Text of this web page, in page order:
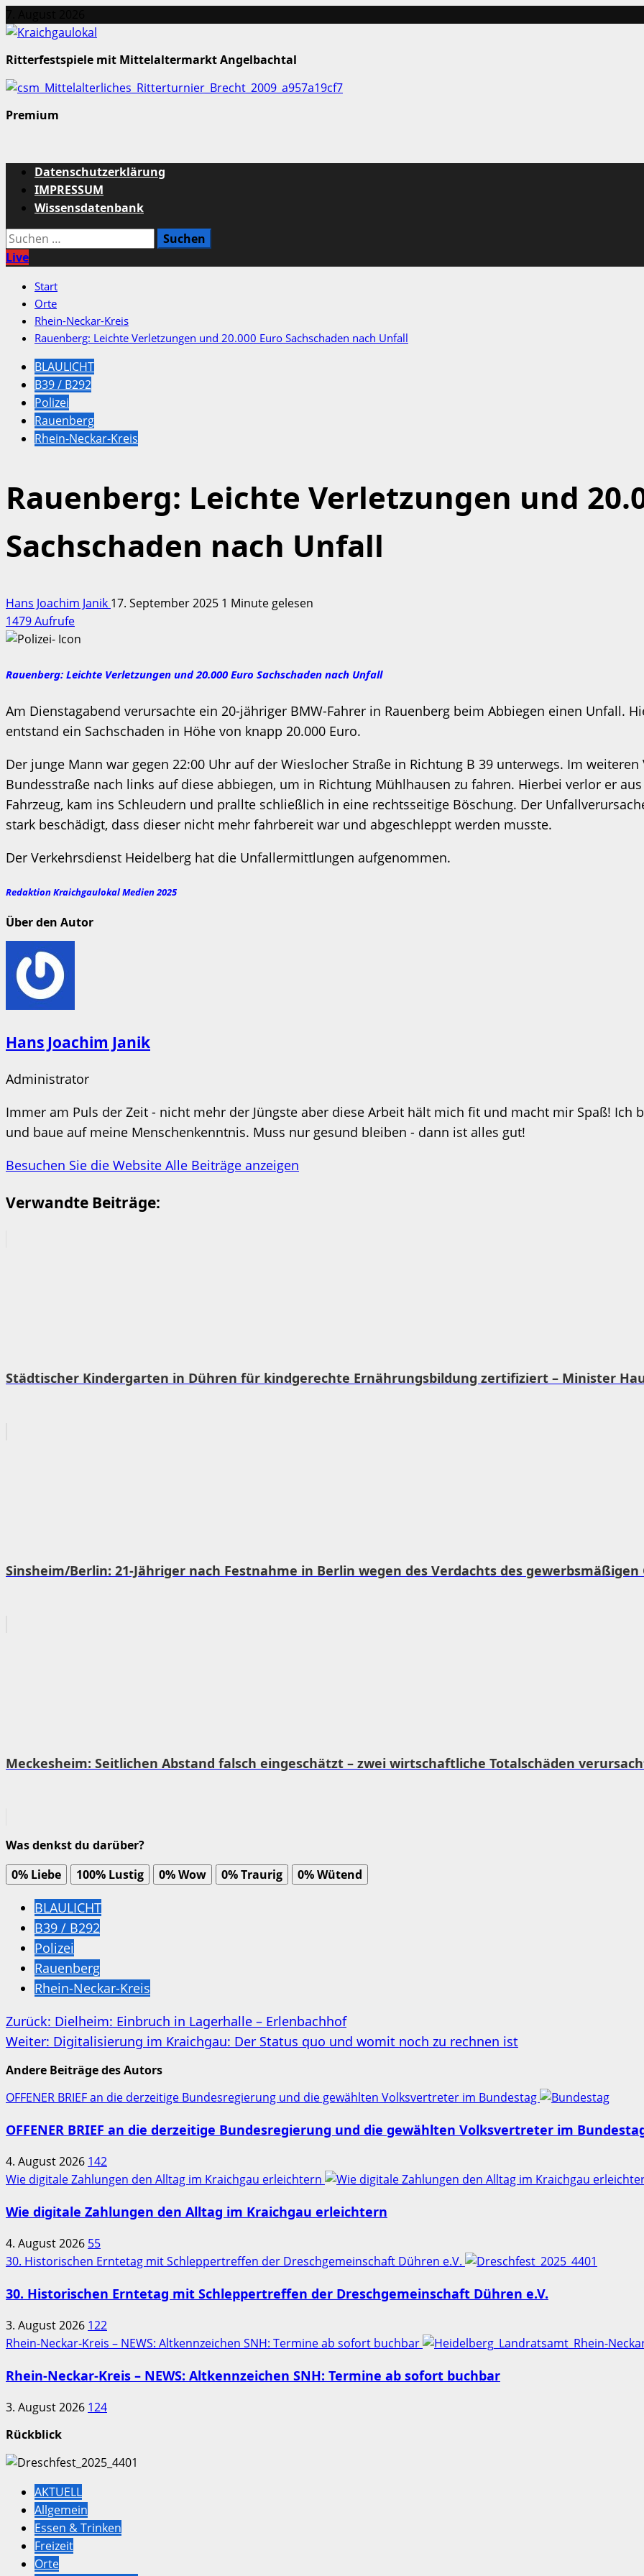
Inhalt
Ritterfestspiele mit Mittelaltermarkt Angelbachtal
Premium
Primäres
Menü
Datenschutzerklärung
IMPRESSUM
Wissensdatenbank
Suchen
nach:
Live
Start
Orte
Rhein-Neckar-Kreis
Rauenberg: Leichte Verletzungen und 20.000 Euro Sachschaden nach Unfall
BLAULICHT
B39 / B292
Polizei
Rauenberg
Rhein-Neckar-Kreis
Rauenberg: Leichte Verletzungen und
Sachschaden nach Unfall
Hans Joachim Janik 17. September 2025 1 Minute gelesen
1479 Aufrufe
Rauenberg: Leichte Verletzungen und 20.000 Euro Sachschaden nach Unfall
Am Dienstagabend verursachte ein 20-jähriger BMW-Fahrer in Rauenberg beim Abbiegen einen Unfall.
entstand ein Sachschaden in Höhe von knapp 20.000 Euro.
Der junge Mann war gegen 22:00 Uhr auf der Wieslocher Straße in Richtung B 39 unterwegs. Im
Bundesstraße nach links auf diese abbiegen, um in Richtung Mühlhausen zu fahren. Hierbei verlor er
Fahrzeug, kam ins Schleudern und prallte schließlich in eine rechtsseitige Böschung. Der
stark beschädigt, dass dieser nicht mehr fahrbereit war und abgeschleppt werden musste.
Der Verkehrsdienst Heidelberg hat die Unfallermittlungen aufgenommen.
Redaktion Kraichgaulokal Medien 2025
Über den Autor
Hans Joachim Janik
Administrator
Immer am Puls der Zeit - nicht mehr der Jüngste aber diese Arbeit hält mich fit und macht mir Spaß!
und baue auf meine Menschenkenntnis. Muss nur gesund bleiben - dann ist alles gut!
Besuchen Sie die Website Alle Beiträge anzeigen
Verwandte Beiträge:
Städtischer Kindergarten in Dühren für kindgerechte Ernährungsbildung zertifiziert – Minister
Sinsheim/Berlin: 21-Jähriger nach Festnahme in Berlin wegen des Verdachts des gewerbsmäßigen
Meckesheim: Seitlichen Abstand falsch eingeschätzt – zwei wirtschaftliche Totalschäden
Was denkst du darüber?
0% Liebe 100% Lustig 0%Wow 0%Traurig 0%Wütend
BLAULICHT
B39 / B292
Polizei
Rauenberg
Rhein-Neckar-Kreis
Beitragsnavigation
Zurück: Dielheim: Einbruch in Lagerhalle – Erlenbachhof
Weiter: Digitalisierung im Kraichgau: Der Status quo und womit noch zu rechnen ist
Andere Beiträge des Autors
OFFENER BRIEF an die derzeitige Bundesregierung und die gewählten Volksvertreter im Bundestag
OFFENER BRIEF an die derzeitige Bundesregierung und die gewählten Volksvertreter im
4. August 2026 142
Wie digitale Zahlungen den Alltag im Kraichgau erleichtern
Wie digitale Zahlungen den Alltag im Kraichgau erleichtern
4. August 2026 55
30. Historischen Erntetag mit Schleppertreffen der Dreschgemeinschaft Dühren e.V.
30. Historischen Erntetag mit Schleppertreffen der Dreschgemeinschaft Dühren e.V.
3. August 2026 122
Rhein-Neckar-Kreis – NEWS: Altkennzeichen SNH: Termine ab sofort buchbar
Rhein-Neckar-Kreis – NEWS: Altkennzeichen SNH: Termine ab sofort buchbar
3. August 2026 124
Rückblick
AKTUELL
Allgemein
Essen & Trinken
Freizeit
Orte